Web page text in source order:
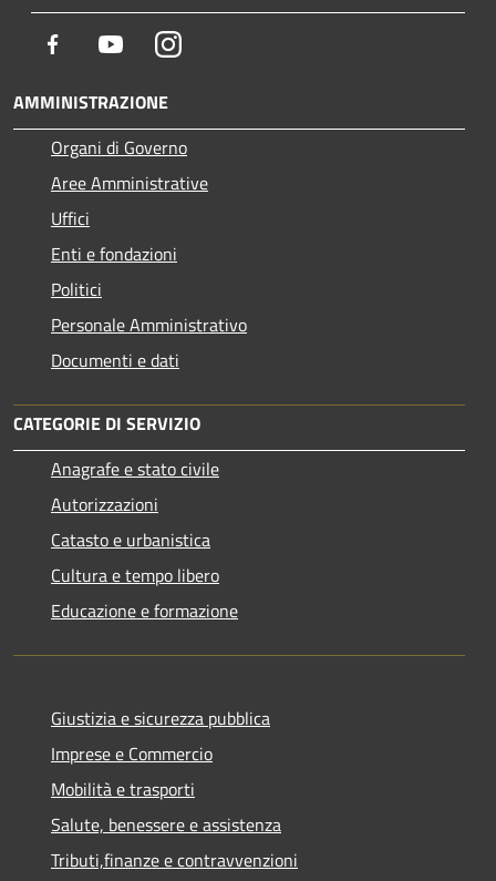
Facebook YoutubeInstagram
AMMINISTRAZIONE
Organi di Governo
Aree Amministrative
Uffici
Enti e fondazioni
Politici
Personale Amministrativo
Documenti e dati
CATEGORIE DI SERVIZIO
Anagrafe e stato civile
Autorizzazioni
Catasto e urbanistica
Cultura e tempo libero
Educazione e formazione
Giustizia e sicurezza pubblica
Imprese e Commercio
Mobilità e trasporti
Salute, benessere e assistenza
Tributi,finanze e contravvenzioni